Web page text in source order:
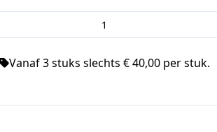
Vanaf 3 stuks slechts € 40,00 per stuk.